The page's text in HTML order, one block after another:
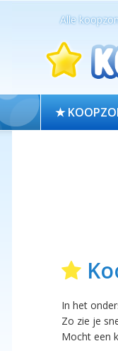
Alle
★
In het
Zo zie je
Mocht een